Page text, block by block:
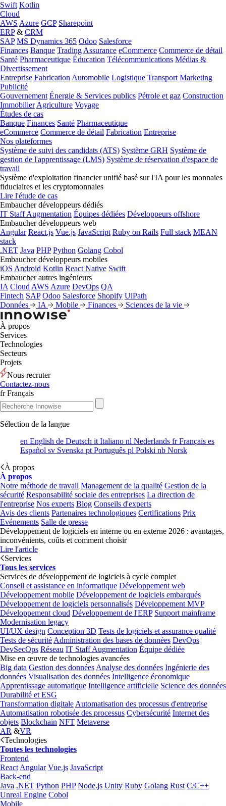
Swift Kotlin
Cloud
AWS Azure GCP Sharepoint
ERP& CRM
SAP MS Dynamics 365 Odoo Salesforce
Finances Banque Trading Assurance eCommerce Commerce de détail
Santé Pharmaceutique Éducation Télécommunications Médias &
Divertissement
Entreprise Fabrication Automobile Logistique Transport Marketing
Publicité
Gouvernement Énergie & Services publics Pétrole et gaz Construction
Immobilier Agriculture Voyage
Études de cas
Banque Finances Santé Pharmaceutique
eCommerce Commerce de détail Fabrication Entreprise
Nos plateformes
Système de suivi des candidats (ATS) Système GRH Système de
gestion de l'apprentissage (LMS) Système de réservation d'espace de
travail
Système d'exploitation financier unifié basé sur l'IA pour les monnaies
fiduciaires et les cryptomonnaies
Lire l'étude de cas
Embaucher développeurs dédiés
IT Staff Augmentation Équipes dédiées Développeurs offshore
Embaucher développeurs web
Angular React.js Vue.js JavaScript Ruby on Rails Full stack MEAN
stack
.NET Java PHP Python Golang Cobol
Embaucher développeurs mobiles
iOS Android Kotlin React Native Swift
Embaucher autres ingénieurs
IA Cloud AWS Azure DevOps QA
Fintech SAP Odoo Salesforce Shopify UiPath
Données
IA Mobile Finances Sciences de la vie
À propos
Services
Technologies
Secteurs
Projets
Nous recruter
Contactez-nous
fr Français
Sélection de la langue
en English de Deutsch it Italiano nl Nederlands frFrançais es
Español sv Svenska pt Português pl Polski nb Norsk
À propos
À propos
Notre méthode de travail Management de la qualité Gestion de la
sécurité Responsabilité sociale des entreprises La direction de
l'entreprise Nos experts Blog Conseils d'experts
Avis des clients Partenaires technologiques Certifications Prix
Evénements Salle de presse
Développement de logiciels en interne ou en externe 2026 : avantages,
inconvénients, coûts et comment choisir
Lire l'article
Services
Tous les services
Services de développement de logiciels à cycle complet
Conseil et assistance en informatique Développement web
Développement mobile Développement de logiciels embarqués
Développement de logiciels personnalisés Développement MVP
Développement cloud Développement de l'ERP Support mainframe
Modernisation legacy
UI/UX design Conception 3D Tests de logiciels et assurance qualité
Tests de sécurité Administration des bases de données DevOps
DevSecOps Réseau IT Staff Augmentation Équipe dédiée
Mise en œuvre de technologies avancées
Big data Gestion des données Analyse des données Ingénierie des
données Visualisation des données Intelligence économique
Apprentissage automatique Intelligence artificielle Science des données
Durabilité et ESG
Transformation digitale Automatisation des processus d'entreprise
Automatisation robotisée des processus Cybersécurité Internet des
objets Blockchain NFT Metaverse
AR &VR
Technologies
Toutes les technologies
Frontend
React Angular Vue.js JavaScript
Back-end
Java .NET Python PHP Node.js Unity Ruby Golang Rust C/C++
Unreal Engine Cobol
Mobile